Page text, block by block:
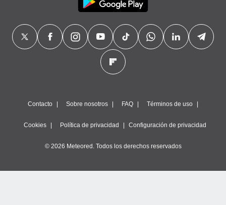
Contacto Sobre nosotros FAQ Términos de uso
Cookies Política de privacidad Configuración de privacidad
© 2026 Meteored. Todos los derechos reservados